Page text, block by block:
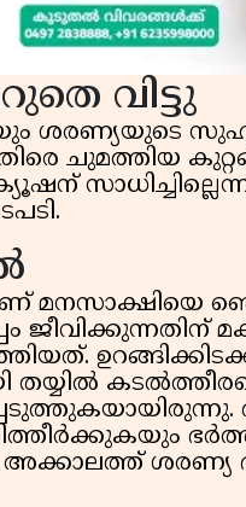
വിട്ടു
ശരണ്യയുടെ
ചുമത്തിയ
മനസാക്ഷിയെ
ജീവിക്കുന്നതിന്
ശരണ്യ